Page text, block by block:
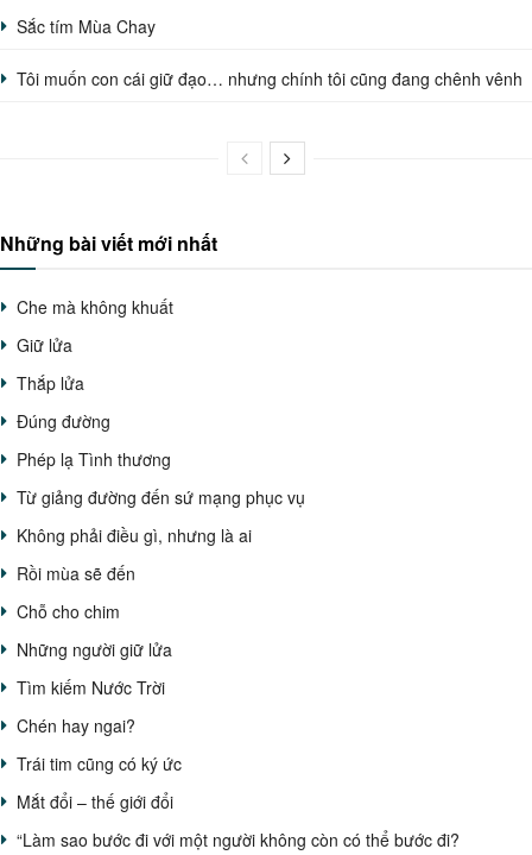
Sắc tím Mùa Chay
Tôi muốn con cái giữ đạo… nhưng chính tôi cũng đang chênh vênh
Những bài viết mới nhất
Che mà không khuất
Giữ lửa
Thắp lửa
Đúng đường
Phép lạ Tình thương
Từ giảng đường đến sứ mạng phục vụ
Không phải điều gì, nhưng là ai
Rồi mùa sẽ đến
Chỗ cho chim
Những người giữ lửa
Tìm kiếm Nước Trời
Chén hay ngai?
Trái tim cũng có ký ức
Mắt đổi – thế giới đổi
“Làm sao bước đi với một người không còn có thể bước đi?